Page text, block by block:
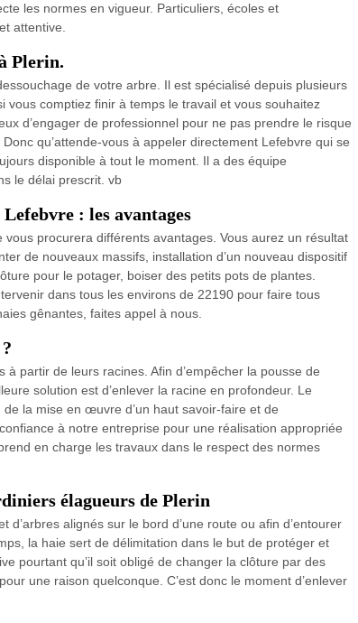
les normes en vigueur. Particuliers, écoles et
attentive.
Plerin.
de votre arbre. Il est spécialisé depuis plusieurs
comptiez finir à temps le travail et vous souhaitez
d’engager de professionnel pour ne pas prendre le risque
qu’attende-vous à appeler directement Lefebvre qui se
disponible à tout le moment. Il a des équipe
le délai prescrit. vb
: les avantages
procurera différents avantages. Vous aurez un résultat
de nouveaux massifs, installation d’un nouveau dispositif
pour le potager, boiser des petits pots de plantes.
dans tous les environs de 22190 pour faire tous
gênantes, faites appel à nous.
partir de leurs racines. Afin d’empêcher la pousse de
solution est d’enlever la racine en profondeur. Le
la mise en œuvre d’un haut savoir-faire et de
à notre entreprise pour une réalisation appropriée
en charge les travaux dans le respect des normes
élagueurs de Plerin
d’arbres alignés sur le bord d’une route ou afin d’entourer
la haie sert de délimitation dans le but de protéger et
pourtant qu’il soit obligé de changer la clôture par des
une raison quelconque. C’est donc le moment d’enlever